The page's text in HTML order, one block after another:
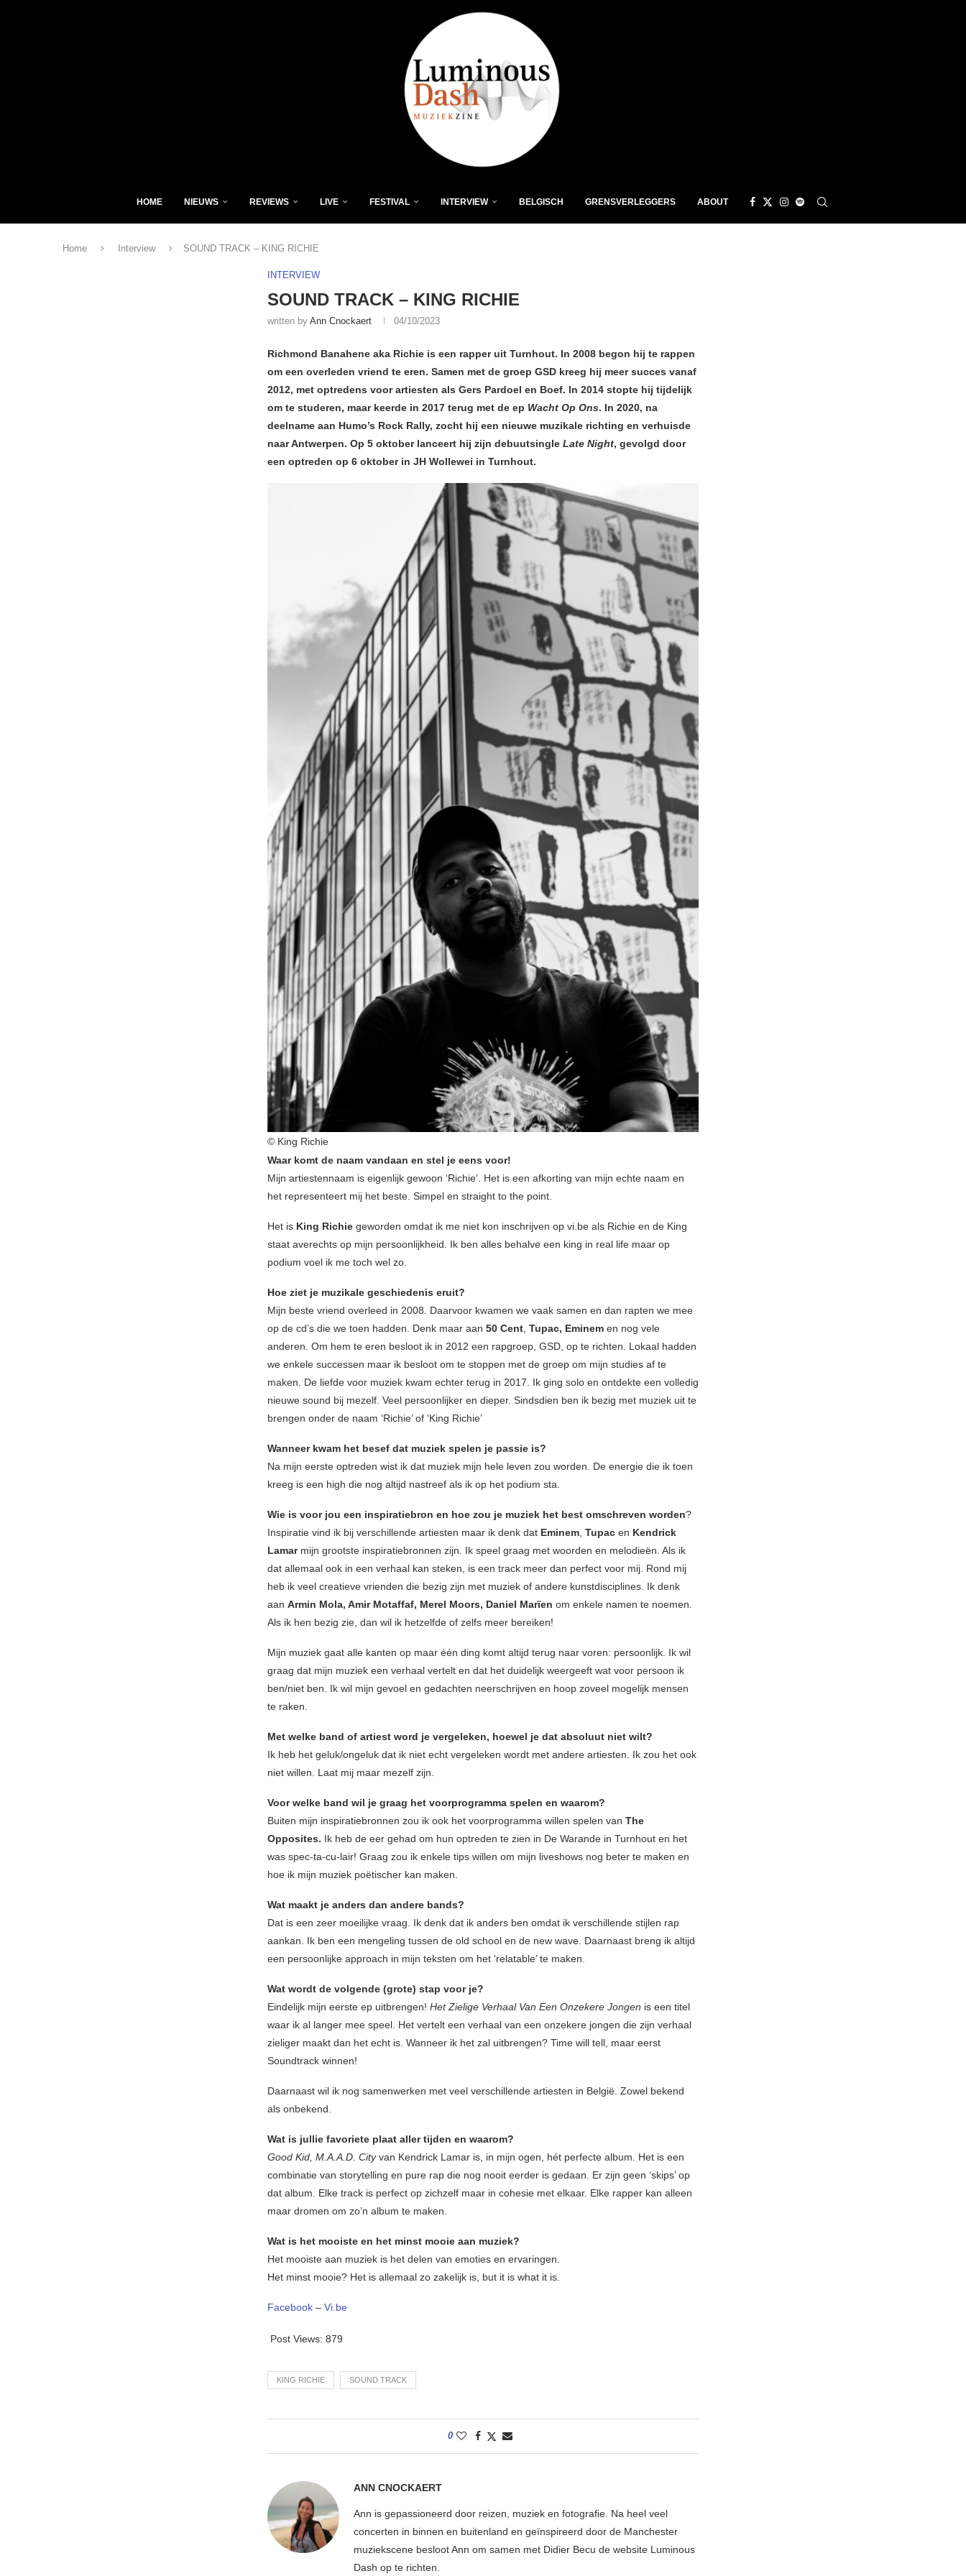
HOME NIEUWS REVIEWS LIVE FESTIVAL INTERVIEW BELGISCH GRENSVERLEGGERS ABOUT
Home Interview SOUND TRACK – KING RICHIE
INTERVIEW
SOUND TRACK – KING RICHIE
written by Ann Cnockaert 04/10/2023
Richmond Banahene aka Richie is een rapper uit Turnhout. In 2008 begon hij te rappen
om een overleden vriend te eren. Samen met de groep GSD kreeg hij meer succes vanaf
2012, met optredens voor artiesten als Gers Pardoel en Boef. In 2014 stopte hij tijdelijk
om te studeren, maar keerde in 2017 terug met de ep Wacht Op Ons. In 2020, na
deelname aan Humo’s Rock Rally, zocht hij een nieuwe muzikale richting en verhuisde
naar Antwerpen. Op 5 oktober lanceert hij zijn debuutsingle Late Night, gevolgd door
een optreden op 6 oktober in JH Wollewei in Turnhout.
© King Richie
Waar komt de naam vandaan en stel je eens voor!
Mijn artiestennaam is eigenlijk gewoon ‘Richie’. Het is een afkorting van mijn echte naam en
het representeert mij het beste. Simpel en straight to the point.
Het is King Richie geworden omdat ik me niet kon inschrijven op vi.be als Richie en de King
staat averechts op mijn persoonlijkheid. Ik ben alles behalve een king in real life maar op
podium voel ik me toch wel zo.
Hoe ziet je muzikale geschiedenis eruit?
Mijn beste vriend overleed in 2008. Daarvoor kwamen we vaak samen en dan rapten we mee
op de cd’s die we toen hadden. Denk maar aan 50 Cent, Tupac, Eminem en nog vele
anderen. Om hem te eren besloot ik in 2012 een rapgroep, GSD, op te richten. Lokaal hadden
we enkele successen maar ik besloot om te stoppen met de groep om mijn studies af te
maken. De liefde voor muziek kwam echter terug in 2017. Ik ging solo en ontdekte een volledig
nieuwe sound bij mezelf. Veel persoonlijker en dieper. Sindsdien ben ik bezig met muziek uit te
brengen onder de naam ‘Richie’ of ‘King Richie’
Wanneer kwam het besef dat muziek spelen je passie is?
Na mijn eerste optreden wist ik dat muziek mijn hele leven zou worden. De energie die ik toen
kreeg is een high die nog altijd nastreef als ik op het podium sta.
Wie is voor jou een inspiratiebron en hoe zou je muziek het best omschreven worden?
Inspiratie vind ik bij verschillende artiesten maar ik denk dat Eminem, Tupac en Kendrick
Lamar mijn grootste inspiratiebronnen zijn. Ik speel graag met woorden en melodieën. Als ik
dat allemaal ook in een verhaal kan steken, is een track meer dan perfect voor mij. Rond mij
heb ik veel creatieve vrienden die bezig zijn met muziek of andere kunstdisciplines. Ik denk
aan Armin Mola, Amir Motaffaf, Merel Moors, Daniel Marïen om enkele namen te noemen.
Als ik hen bezig zie, dan wil ik hetzelfde of zelfs meer bereiken!
Mijn muziek gaat alle kanten op maar één ding komt altijd terug naar voren: persoonlijk. Ik wil
graag dat mijn muziek een verhaal vertelt en dat het duidelijk weergeeft wat voor persoon ik
ben/niet ben. Ik wil mijn gevoel en gedachten neerschrijven en hoop zoveel mogelijk mensen
te raken.
Met welke band of artiest word je vergeleken, hoewel je dat absoluut niet wilt?
Ik heb het geluk/ongeluk dat ik niet echt vergeleken wordt met andere artiesten. Ik zou het ook
niet willen. Laat mij maar mezelf zijn.
Voor welke band wil je graag het voorprogramma spelen en waarom?
Buiten mijn inspiratiebronnen zou ik ook het voorprogramma willen spelen van The
Opposites. Ik heb de eer gehad om hun optreden te zien in De Warande in Turnhout en het
was spec-ta-cu-lair! Graag zou ik enkele tips willen om mijn liveshows nog beter te maken en
hoe ik mijn muziek poëtischer kan maken.
Wat maakt je anders dan andere bands?
Dat is een zeer moeilijke vraag. Ik denk dat ik anders ben omdat ik verschillende stijlen rap
aankan. Ik ben een mengeling tussen de old school en de new wave. Daarnaast breng ik altijd
een persoonlijke approach in mijn teksten om het ‘relatable’ te maken.
Wat wordt de volgende (grote) stap voor je?
Eindelijk mijn eerste ep uitbrengen! Het Zielige Verhaal Van Een Onzekere Jongen is een titel
waar ik al langer mee speel. Het vertelt een verhaal van een onzekere jongen die zijn verhaal
zieliger maakt dan het echt is. Wanneer ik het zal uitbrengen? Time will tell, maar eerst
Soundtrack winnen!
Daarnaast wil ik nog samenwerken met veel verschillende artiesten in België. Zowel bekend
als onbekend.
Wat is jullie favoriete plaat aller tijden en waarom?
Good Kid, M.A.A.D. Cityvan Kendrick Lamar is, in mijn ogen, hét perfecte album. Het is een
combinatie van storytelling en pure rap die nog nooit eerder is gedaan. Er zijn geen ‘skips’ op
dat album. Elke track is perfect op zichzelf maar in cohesie met elkaar. Elke rapper kan alleen
maar dromen om zo’n album te maken.
Wat is het mooiste en het minst mooie aan muziek?
Het mooiste aan muziek is het delen van emoties en ervaringen.
Het minst mooie? Het is allemaal zo zakelijk is, but it is what it is.
Facebook – Vi.be
Post Views: 879
KING RICHIE SOUND TRACK
0
ANN CNOCKAERT
Ann is gepassioneerd door reizen, muziek en fotografie. Na heel veel
concerten in binnen en buitenland en geïnspireerd door de Manchester
muziekscene besloot Ann om samen met Didier Becu de website Luminous
Dash op te richten.